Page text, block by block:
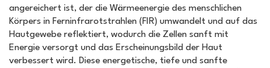
angereichert ist, der die Wärmeenergie des menschlichen
Körpers in Ferninfrarotstrahlen (FIR) umwandelt und auf das
Hautgewebe reflektiert, wodurch die Zellen sanft mit
Energie versorgt und das Erscheinungsbild der Haut
verbessert wird. Diese energetische, tiefe und sanfte